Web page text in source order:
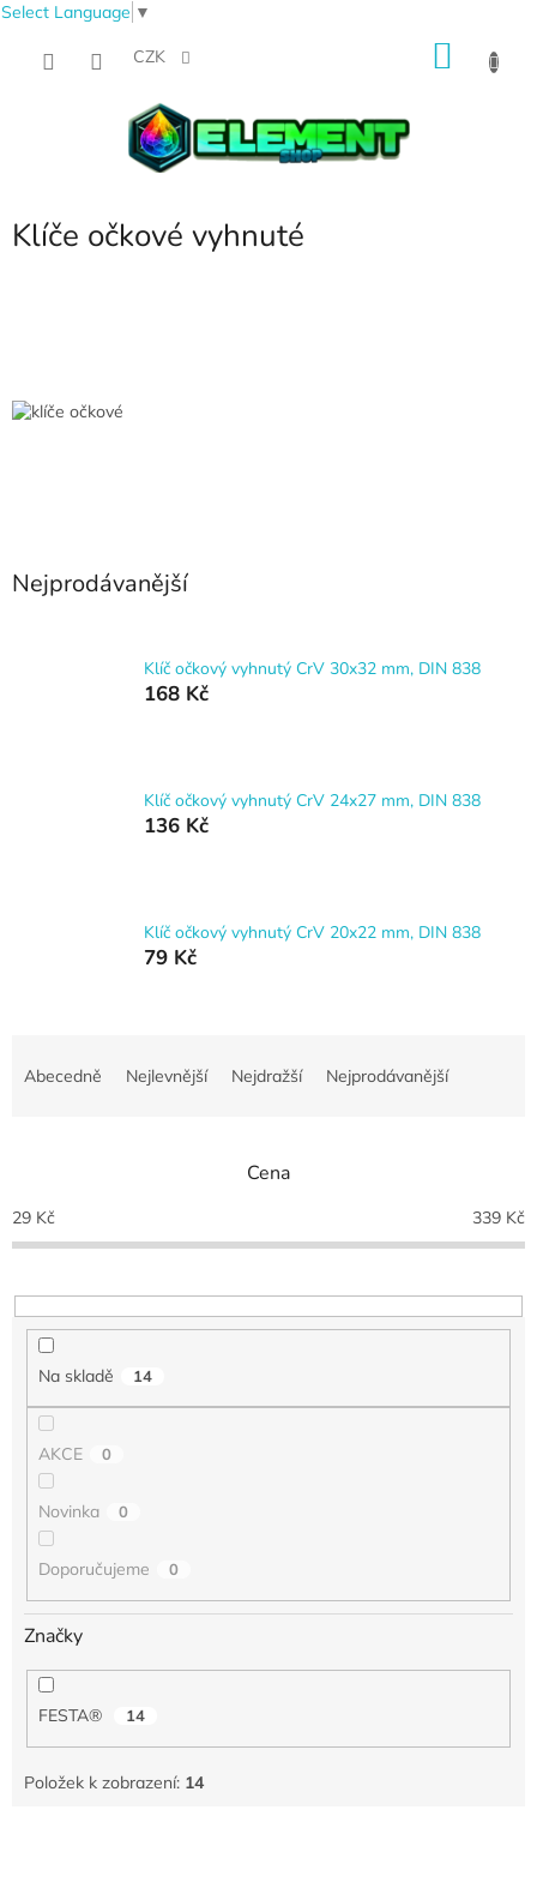
Select Language ▼
CZK
Klíče očkové vyhnuté
Nejprodávanější
Klíč očkový vyhnutý CrV 30x32 mm, DIN 838
168 Kč
Klíč očkový vyhnutý CrV 24x27 mm, DIN 838
136 Kč
Klíč očkový vyhnutý CrV 20x22 mm, DIN 838
79 Kč
p
r
o
u
Abecedně Nejlevnější Nejdražší Nejprodávanější
Cena
29 Kč 339 Kč
Na skladě 14
AKCE 0
Novinka 0
Doporučujeme 0
Značky
FESTA® 14
Položek k zobrazení: 14